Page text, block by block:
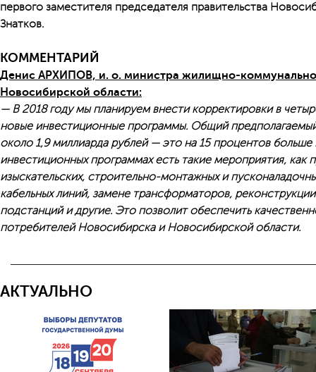
первого заместителя председателя правительства
Знатков.
КОММЕНТАРИЙ
Денис АРХИПОВ, и. о. министра жилищно-
Новосибирской области:
— В 2018 году мы планируем внести корректировки в
новые инвестиционные программы. Общий
около 1,9 миллиарда рублей — это на 15 процентов больше
инвестиционных программах есть такие мероприятия, как
изыскательских, строительно-монтажных и
кабельных линий, замене трансформаторов,
подстанций и другие. Это позволит обеспечить
потребителей Новосибирска и Новосибирской области.
АКТУАЛЬНО